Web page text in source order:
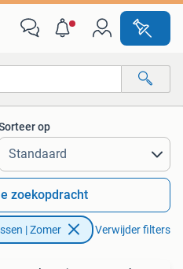
op
zoekopdracht
| Zomer Verwijder filters